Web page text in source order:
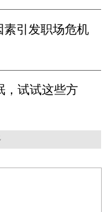
素引发职场危机
，试试这些方